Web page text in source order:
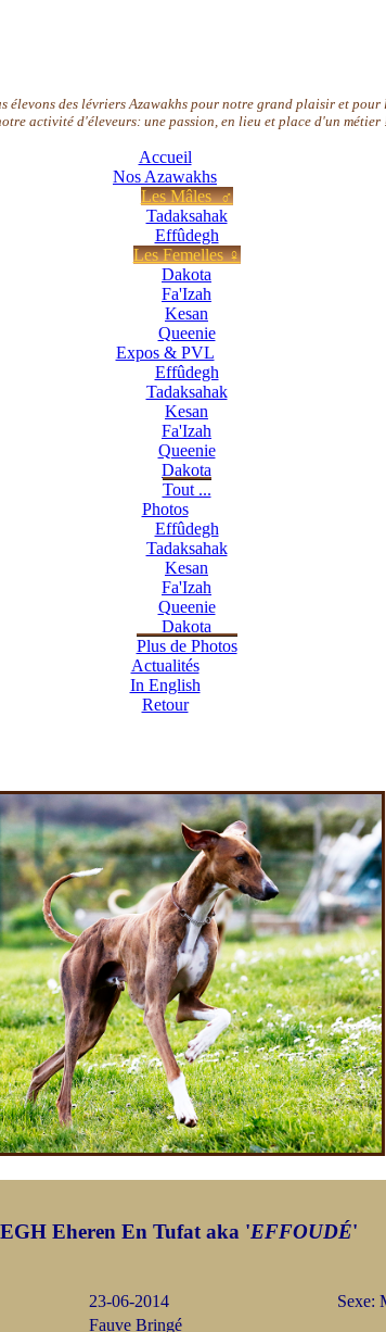
élevons des lévriers Azawakhs pour notre grand plaisir et pour
activité d'éleveurs: une passion, en lieu et place d'un métier
Accueil
Nos Azawakhs
Les Mâles ♂
Tadaksahak
Effûdegh
Les Femelles ♀
Dakota
Fa'Izah
Kesan
Queenie
Expos & PVL
Effûdegh
Tadaksahak
Kesan
Fa'Izah
Queenie
Dakota
Tout ...
Photos
Effûdegh
Tadaksahak
Kesan
Fa'Izah
Queenie
Dakota
Plus de Photos
Actualités
In English
Retour
Eheren En Tufat aka 'EFFOUDÉ'
23-06-2014
Sexe:
Fauve Bringé